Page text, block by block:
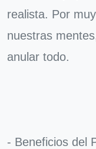
realista. Por
nuestras
anular todo.
- Beneficios del